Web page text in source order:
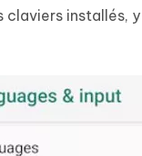
claviers installés,